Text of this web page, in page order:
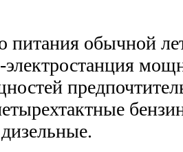
питания обычной
электростанция